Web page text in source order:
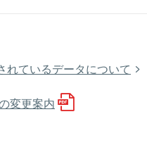
れているデータについて
変更案内